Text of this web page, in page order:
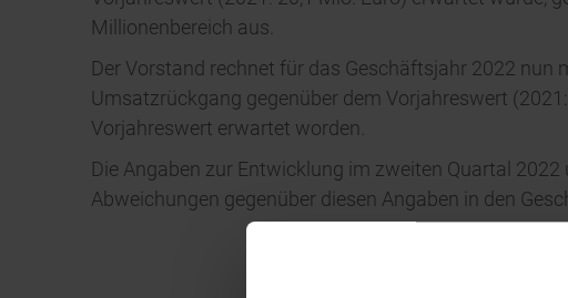
Millionenbereich aus.
Der Vorstand rechnet für das Geschäftsjahr 2022
Umsatzrückgang gegenüber dem Vorjahreswert
Vorjahreswert erwartet worden.
Die Angaben zur Entwicklung im zweiten Quartal
Abweichungen gegenüber diesen Angaben in den